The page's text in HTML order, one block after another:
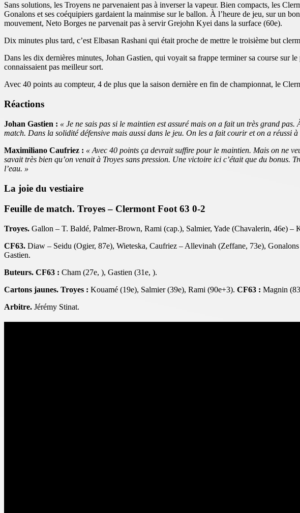
Sans solutions, les Troyens ne parvenaient pas à inverser la vapeur. Bien compacts, les
Gonalons et ses coéquipiers gardaient la mainmise sur le ballon. À l’heure de jeu, sur un
mouvement, Neto Borges ne parvenait pas à servir Grejohn Kyei dans la surface (60e).
Dix minutes plus tard, c’est Elbasan Rashani qui était proche de mettre le troisième but
Dans les dix dernières minutes, Johan Gastien, qui voyait sa frappe terminer sa course sur
connaissaient pas meilleur sort.
Avec 40 points au compteur, 4 de plus que la saison dernière en fin de championnat, le
Réactions
Johan Gastien : « Je ne sais pas si le maintien est assuré mais on a fait un très grand
match. Dans la solidité défensive mais aussi dans le jeu. On les a fait courir et on a réussi
Maximiliano Caufriez : « Avec 40 points ça devrait suffire pour le maintien. Mais on ne
savait très bien qu’on venait à Troyes sans pression. Une victoire ici c’était que du bonus.
l’eau. »
La joie du vestiaire
Feuille de match. Troyes – Clermont Foot 63 0-2
Troyes. Gallon – T. Baldé, Palmer-Brown, Rami (cap.), Salmier, Yade (Chavalerin, 46e)
CF63. Diaw – Seidu (Ogier, 87e), Wieteska, Caufriez – Allevinah (Zeffane, 73e),
Gastien.
Buteurs. CF63 : Cham (27e, ), Gastien (31e, ).
Cartons jaunes. Troyes : Kouamé (19e), Salmier (39e), Rami (90e+3). CF63 : Magnin
Arbitre. Jérémy Stinat.